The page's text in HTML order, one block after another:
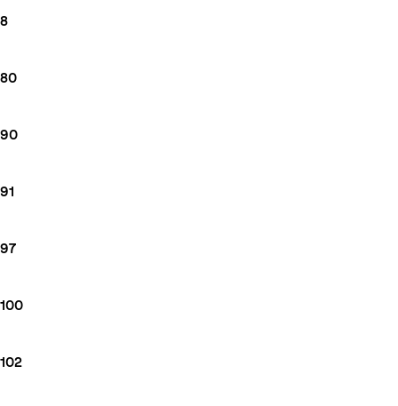
8
80
90
91
97
100
102